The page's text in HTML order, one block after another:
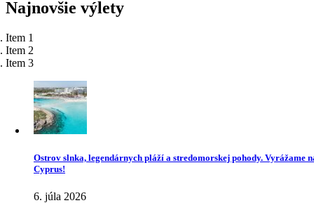
Najnovšie výlety
Item 1
Item 2
Item 3
Ostrov slnka, legendárnych pláží a stredomorskej pohody. Vyrážame
Cyprus!
6. júla 2026